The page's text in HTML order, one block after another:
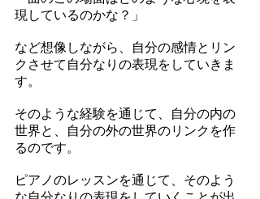
現しているのかな？」
など想像しながら、自分の感情とリン
クさせて自分なりの表現をしていきま
す。
そのような経験を通じて、
自分の内の
世界と、自分の外の世界のリンクを作
るのです。
ピアノのレッスンを通じて、そのよう